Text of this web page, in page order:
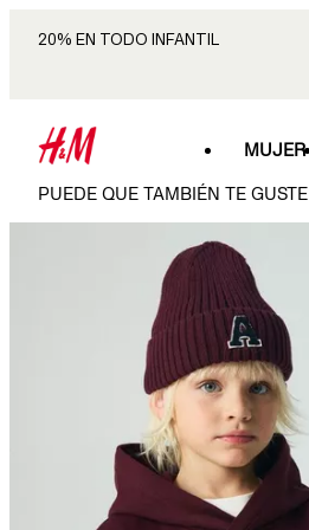
20% EN TODO INFANTIL
MUJER
PUEDE QUE TAMBIÉN TE GUSTE